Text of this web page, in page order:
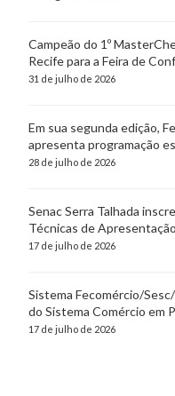
Campeão do 1º
Recife para a Feira de
31 de julho de 2026
Em sua segunda edição,
apresenta programação
28 de julho de 2026
Senac Serra Talhada
Técnicas de Apresentação
17 de julho de 2026
Sistema Fecomércio/
do Sistema Comércio em
17 de julho de 2026